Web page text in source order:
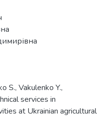
S., Vakulenko Y.,
services in
at Ukrainian agricultural